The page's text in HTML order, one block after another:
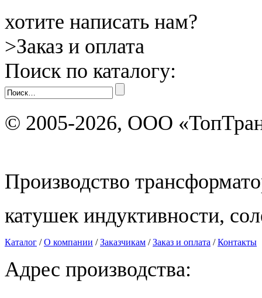
хотите написать нам?
>Заказ и оплата
Поиск по каталогу:
© 2005-2026, ООО
Производство
катушек индуктивности,
Каталог /О компании /Заказчикам /Заказ и оплата /Контакты
Адрес производства: